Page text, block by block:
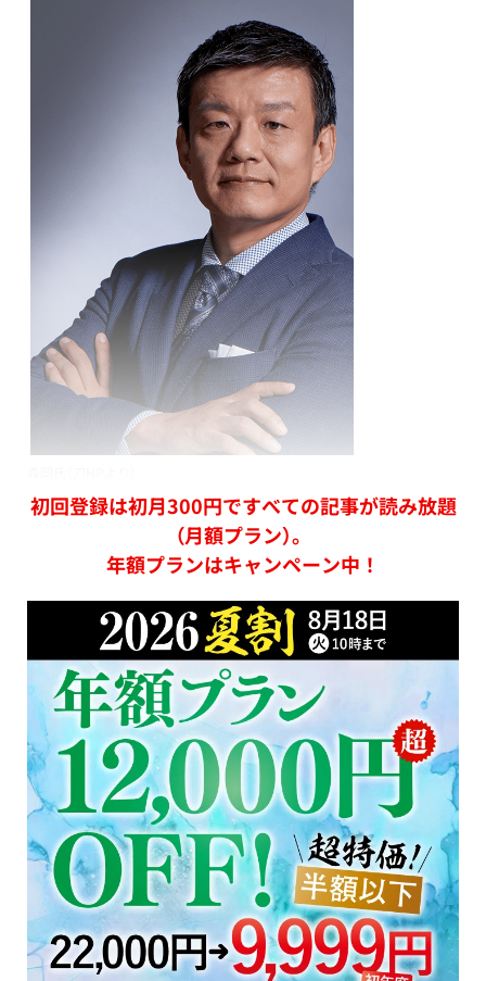
初回登録は初月300円ですべての記事が読み放題
（月額プラン）。
年額プランはキャンペーン中！